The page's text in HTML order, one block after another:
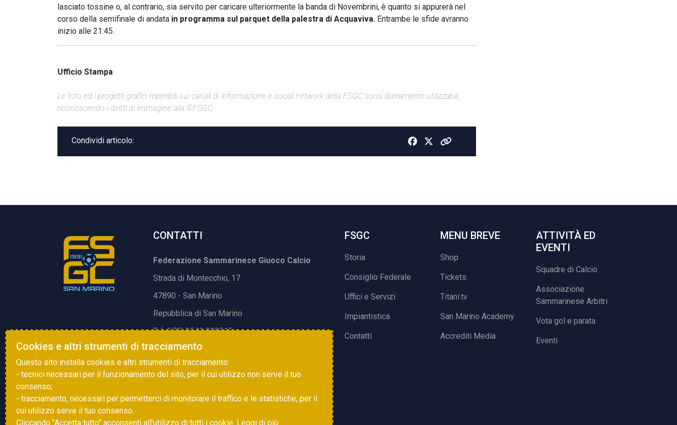
lasciato tossine o, al contrario, sia servito per caricare ulteriormente la banda di Novembrini, è quanto si appurerà nel
corso della semifinale di andata in programma sul parquet della palestra di Acquaviva. Entrambe le sfide avranno
inizio alle 21:45.
Ufficio Stampa
Le foto ed i progetti grafici reperibili sui canali di informazione e social network della FSGC sono liberamente utilizzabili,
riconoscendo i diritti di immagine alla ©FSGC
Condividi articolo:
CONTATTI
Federazione Sammarinese Giuoco Calcio
Strada di Montecchio, 17
47890 - San Marino
Repubblica di San Marino
T. (+378) 0549 990515
E.info@fsgc.sm
FSGC
Storia
Consiglio Federale
Uffici e Servizi
Impiantistica
Contatti
MENU BREVE
Shop
Tickets
Titani.tv
San Marino Academy
Accrediti Media
ATTIVITÀ ED
EVENTI
Squadre di Calcio
Associazione
Sammarinese Arbitri
Vota gol e parata
Eventi
Cookies e altri strumenti di tracciamento
Questo sito installa cookies e altri strumenti di tracciamento:
- tecnici necessari per il funzionamento del sito, per il cui utilizzo non serve il tuo
consenso;
- tracciamento, necessari per permetterci di monitorare il traffico e le statistiche, per il
cui utilizzo serve il tuo consenso.
Cliccando "Accetta tutto" acconsenti all'utilizzo di tutti i cookie. Leggi di più